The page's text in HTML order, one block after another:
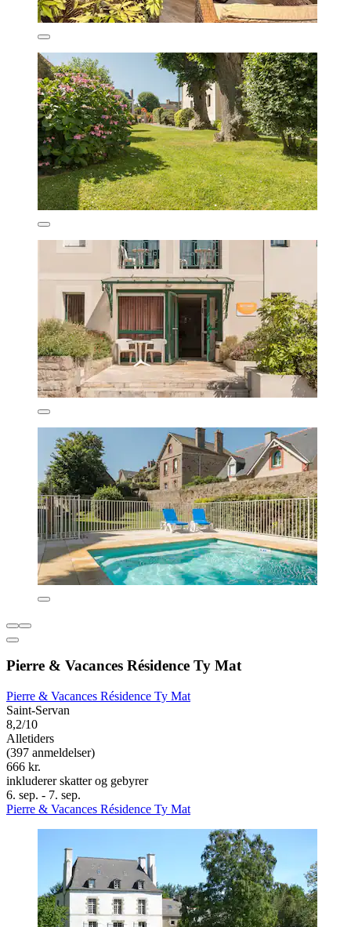
Pierre & Vacances Résidence Ty Mat
Pierre & Vacances Résidence Ty Mat
Saint-Servan
8,2/10
Alletiders
(397 anmeldelser)
666 kr.
inkluderer skatter og gebyrer
6. sep. - 7. sep.
Pierre & Vacances Résidence Ty Mat